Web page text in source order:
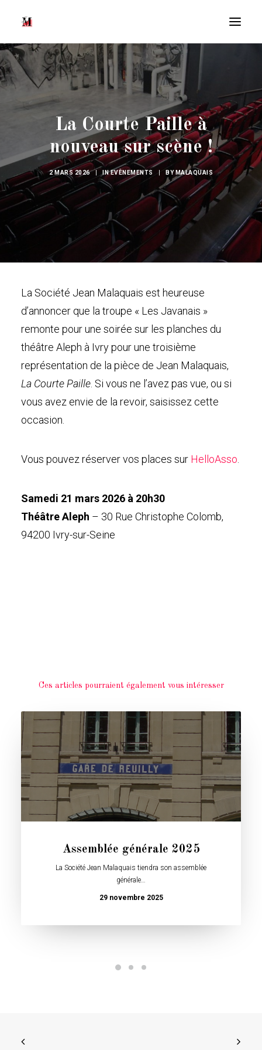
Recherche
La Courte Paille à
nouveau sur scène !
2 MARS 2026 INEVÈNEMENTS BY MALAQUAIS
La Société Jean Malaquais est heureuse
d’annoncer que la troupe « Les Javanais »
remonte pour une soirée sur les planches du
théâtre Aleph à Ivry pour une troisième
représentation de la pièce de Jean Malaquais,
La Courte Paille . Si vous ne l’avez pas vue, ou si
vous avez envie de la revoir, saisissez cette
occasion.
Vous pouvez réserver vos places sur HelloAsso
Samedi 21 mars 2026 à 20h30
Théâtre Aleph – 30 Rue Christophe Colomb,
94200 Ivry-sur-Seine
Ces articles pourraient également vous intéresser
Assemblée générale 2025
La Société Jean Malaquais tiendra son assemblée
générale…
29 novembre 2025